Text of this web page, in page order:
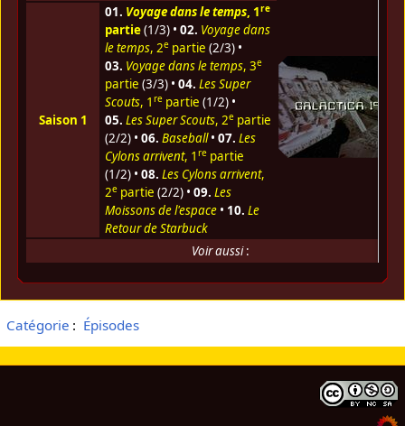
Saison 1
01. Voyage dans le temps, 1re
partie(1/3) • 02. Voyage dans
le temps, 2epartie (2/3) •
03. Voyage dans le temps, 3e
partie (3/3) • 04. Les Super
Scouts, 1 repartie (1/2) •
05. Les Super Scouts, 2epartie
(2/2) • 06. Baseball• 07. Les
Cylons arrivent, 1 repartie
(1/2) • 08. Les Cylons arrivent,
2epartie (2/2) • 09. Les
Moissons de l'espace• 10. Le
Retour de Starbuck
Voir aussi:
Catégorie : Épisodes